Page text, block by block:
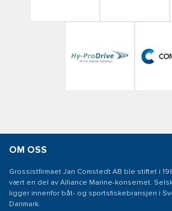
OM OSS
Grossistfirmaet Jan Comstedt AB ble stiftet i
vært en del av Alliance Marine-konsernet.
ligger innenfor båt- og sportsfiskebransjen i
Danmark.